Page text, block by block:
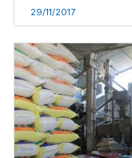
29/11/2017